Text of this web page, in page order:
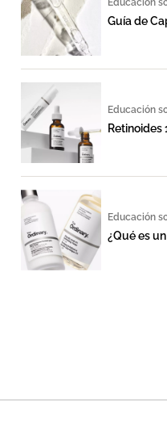
Guía de
Educación
Retinoides
Educación
¿Qué es